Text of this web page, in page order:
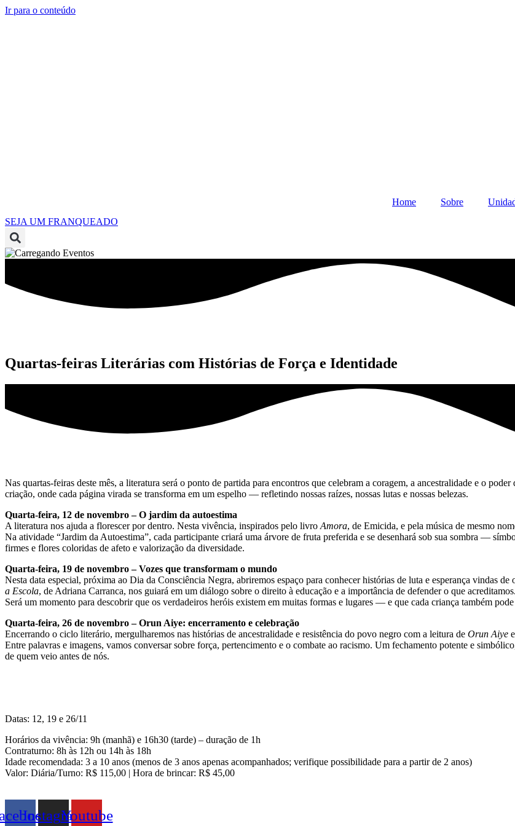
Ir para o conteúdo
Home Sobre
SEJA UM FRANQUEADO
Quartas-feiras Literárias com Histórias de Força e Identidade
Nas quartas-feiras deste mês, a literatura será o ponto de partida para encontros que celebram a coragem, a ancestralidade e o
criação, onde cada página virada se transforma em um espelho — refletindo nossas raízes, nossas lutas e nossas belezas.
Quarta-feira, 12 de novembro – O jardim da autoestima
A literatura nos ajuda a florescer por dentro. Nesta vivência, inspirados pelo livroAmora, de Emicida, e pela música de mesmo
Na atividade “Jardim da Autoestima”, cada participante criará uma árvore de fruta preferida e se desenhará sob sua sombra —
firmes e flores coloridas de afeto e valorização da diversidade.
Quarta-feira, 19 de novembro – Vozes que transformam o mundo
Nesta data especial, próxima ao Dia da Consciência Negra, abriremos espaço para conhecer histórias de luta e esperança vindas
a Escola, de Adriana Carranca, nos guiará em um diálogo sobre o direito à educação e a importância de defender o que acreditamos.
Será um momento para descobrir que os verdadeiros heróis existem em muitas formas e lugares — e que cada criança também
Quarta-feira, 26 de novembro – Orun Aiye: encerramento e celebração
Encerrando o ciclo literário, mergulharemos nas histórias de ancestralidade e resistência do povo negro com a leitura de Orun Aiye
Entre palavras e imagens, vamos conversar sobre força, pertencimento e o combate ao racismo. Um fechamento potente e
de quem veio antes de nós.
Datas: 12, 19 e 26/11
Horários da vivência: 9h (manhã) e 16h30 (tarde) – duração de 1h
Contraturno: 8h às 12h ou 14h às 18h
Idade recomendada: 3 a 10 anos (menos de 3 anos apenas acompanhados; verifique possibilidade para a partir de 2 anos)
Valor: Diária/Turno: R$ 115,00 | Hora de brincar: R$ 45,00
InstagramYoutube